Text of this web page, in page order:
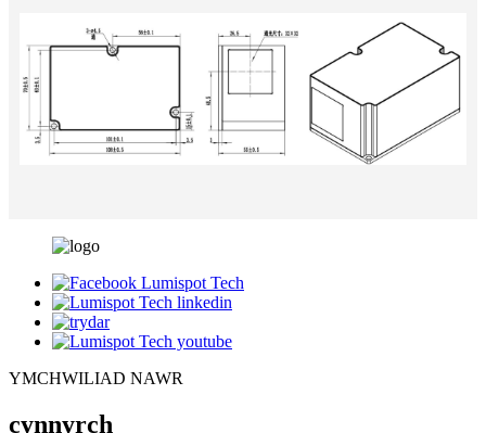
YMCHWILIAD NAWR
cynnyrch